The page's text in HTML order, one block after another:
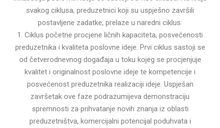
svakog ciklusa, preduzetnici koji su uspješno završili
postavljene zadatke, prelaze u naredni ciklus:
1. Ciklus početne procjene ličnih kapaciteta, posvećenosti
preduzetnika i kvaliteta poslovne ideje. Prvi ciklus sastoji se
od četverodnevnog događaja u toku kojeg se procjenjuje
kvalitet i originalnost poslovne ideje te kompetencije i
posvećenost preduzetnika realizaciji ideje. Uspješan
završetak ove faze podrazumijeva demonstraciju
spremnosti za prihvatanje novih znanja iz oblasti
preduzetništva, komercijalni potencijal poduhvata i